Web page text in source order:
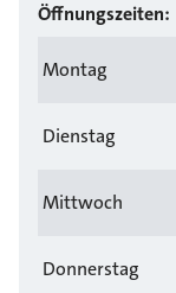
Öffnungszeiten:
Montag
Dienstag
Mittwoch
Donnerstag